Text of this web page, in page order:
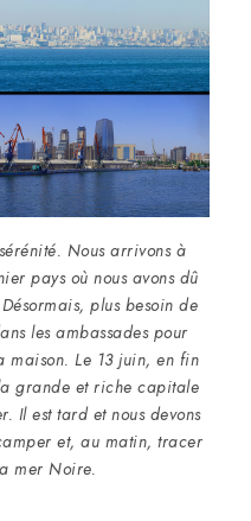
Nous arrivons à
pays où nous avons dû
plus besoin de
les ambassades pour
maison. Le 13 juin, en fin
grande et riche capitale
Il est tard et nous devons
et, au matin, tracer
mer Noire.